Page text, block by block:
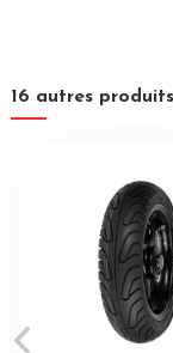
16 autres